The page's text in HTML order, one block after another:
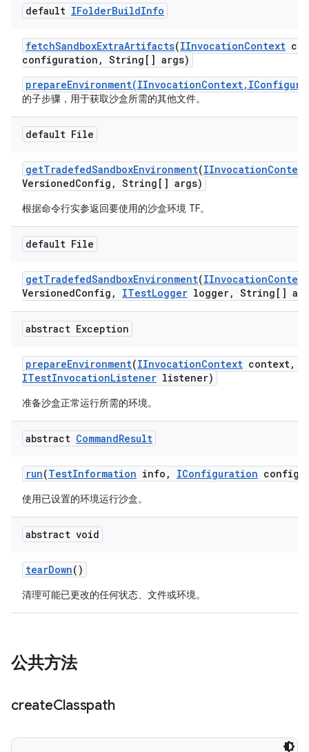
default IFolderBuildInfo
fetchSandboxExtraArtifacts(IInvocationContext
configuration , String[] args)
的子步骤，用于获取沙盒所需的其他文件。
default File
getTradefedSandboxEnvironment(IInvocationContext
VersionedConfig , String[] args)
根据命令行实参返回要使用的沙盒环境 TF。
default File
getTradefedSandboxEnvironment(IInvocationContext
VersionedConfig , ITestLogger logger, String[]
abstract Exception
prepareEnvironment(IInvocationContext context,
ITestInvocationListener listener)
准备沙盒正常运行所需的环境。
abstract CommandResult
run(TestInformation info , IConfiguration
使用已设置的环境运行沙盒。
abstract void
tearDown()
清理可能已更改的任何状态、文件或环境。
公共方法
createClasspath